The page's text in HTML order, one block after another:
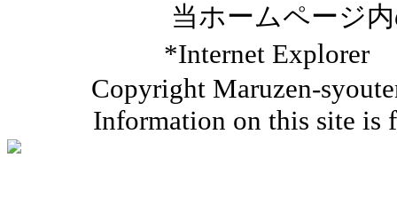
当ホームページ
*Internet Explorer
Copyright Maruzen-
Information on this site is